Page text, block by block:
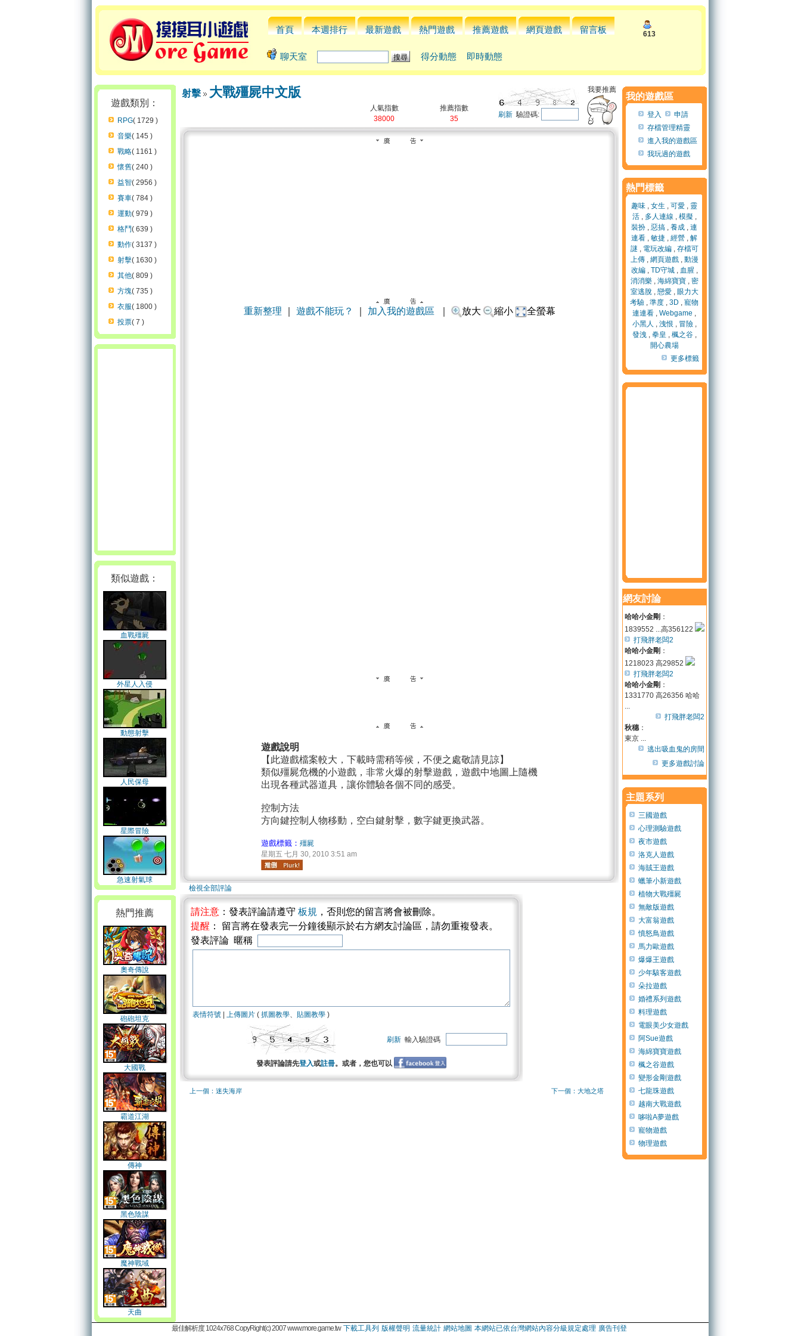
首頁 本週排行 最新遊戲 熱門遊戲 推薦遊戲 網頁遊戲 留言板 613
聊天室 得分動態 即時動態
遊戲類別：
RPG( 1729 )
音樂( 145 )
戰略( 1161 )
懷舊( 240 )
益智( 2956 )
賽車( 784 )
運動( 979 )
格鬥( 639 )
動作( 3137 )
射擊( 1630 )
其他( 809 )
方塊( 735 )
衣服( 1800 )
投票( 7 )
類似遊戲：
血戰殭屍
外星人入侵
動態射擊
人民保母
星際冒險
急速射氣球
熱門推薦
奧奇傳說
砲砲坦克
大國戰
霸道江湖
傳神
黑色陰謀
魔神戰域
天曲
射擊 大戰殭屍中文版
人氣指數
38000
推薦指數
35
刷新驗證碼:
我要推薦
重新整理 遊戲不能玩？ 加入我的遊戲區 放大 縮小 全螢幕
遊戲說明
【此遊戲檔案較大，下載時需稍等候，不便之處敬請見諒】
類似殭屍危機的小遊戲，非常火爆的射擊遊戲，遊戲中地圖上隨機
出現各種武器道具，讓你體驗各個不同的感受。
控制方法
方向鍵控制人物移動，空白鍵射擊，數字鍵更換武器。
遊戲標籤： 殭屍
星期五 七月 30, 2010 3:51 am
檢視全部評論
請注意 ：發表評論請遵守 板規 ，否則您的留言將會被刪除。
提醒 ： 留言將在發表完一分鐘後顯示於右方網友討論區，請勿重複發表。
發表評論 暱稱
表情符號 上傳圖片 ( 抓圖教學、 貼圖教學 )
刷新 輸入驗證碼
發表評論請先登入或註冊。或者，您也可以
上一個：迷失海岸 下一個：大地之塔
我的遊戲區
登入
申請
存檔管理精靈
進入我的遊戲區
我玩過的遊戲
熱門標籤
趣味 , 女生 , 可愛 , 靈
活, 多人連線 , 模擬 ,
裝扮 , 惡搞 , 養成 , 連
連看 , 敏捷 , 經營 , 解
謎 , 電玩改編, 存檔可
上傳, 網頁遊戲, 動漫
改編, TD守城, 血腥 ,
消消樂, 海綿寶寶, 密
室逃脫, 戀愛, 眼力大
考驗 , 準度 , 3D , 寵物
連連看 , Webgame ,
小黑人 , 洩恨 , 冒險,
發洩, 拳皇 , 楓之谷,
開心農場
更多標籤
網友討論
哈哈小金剛 ：
1839552 ...高356122
打飛胖老闆2
哈哈小金剛 ：
1218023 高29852
打飛胖老闆2
哈哈小金剛 ：
1331770 高26356 哈哈
...
打飛胖老闆2
秋穗：
東京 ...
逃出吸血鬼的房間
更多遊戲討論
主題系列
三國遊戲
心理測驗遊戲
夜市遊戲
洛克人遊戲
海賊王遊戲
蠟筆小新遊戲
植物大戰殭屍
無敵版遊戲
大富翁遊戲
憤怒鳥遊戲
馬力歐遊戲
爆爆王遊戲
少年駭客遊戲
朵拉遊戲
婚禮系列遊戲
料理遊戲
電眼美少女遊戲
阿Sue遊戲
海綿寶寶遊戲
楓之谷遊戲
變形金剛遊戲
七龍珠遊戲
越南大戰遊戲
哆啦A夢遊戲
寵物遊戲
物理遊戲
最佳解析度 1024x768 CopyRight(c) 2007 www.more.game.tw 下載工具列 版權聲明 流量統計 網站地圖 本網站已依台灣網站內容分級規定處理 廣告刊登